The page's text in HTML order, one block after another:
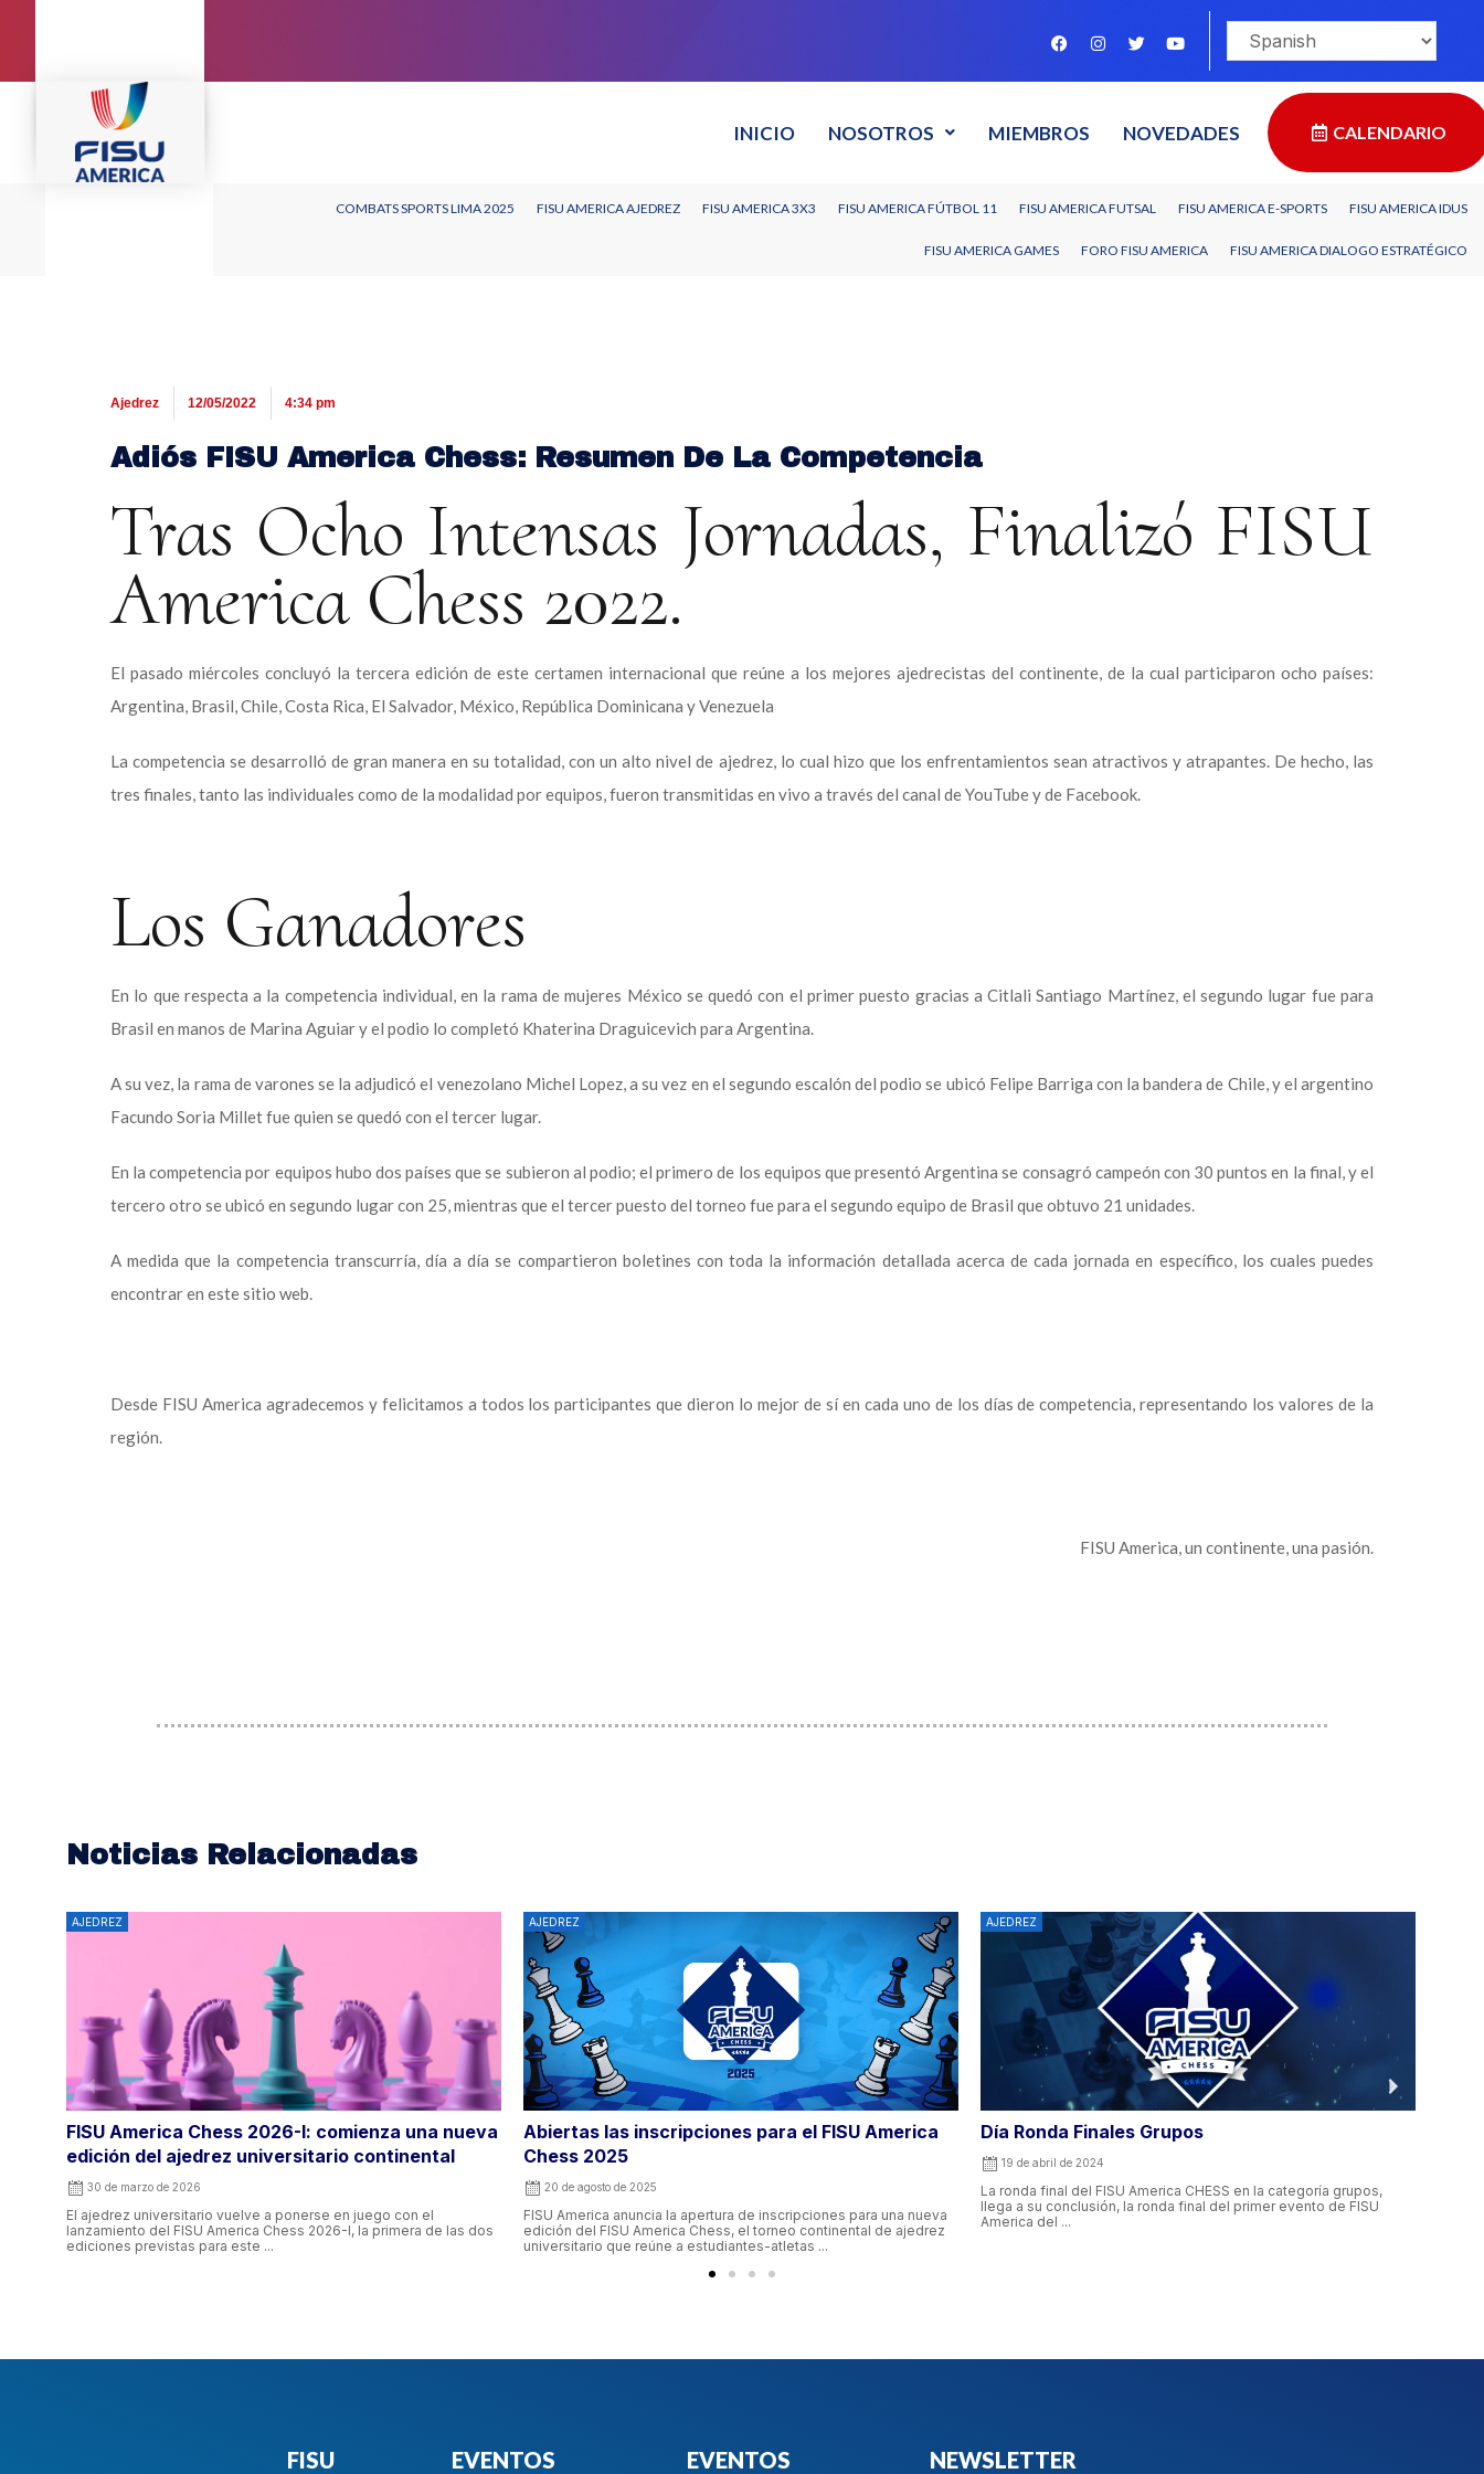
INICIO NOSOTROS MIEMBROS NOVEDADES CALENDARIO
COMBATS SPORTS LIMA 2025 FISU AMERICA AJEDREZ FISU AMERICA 3X3 FISU AMERICA FÚTBOL 11 FISU AMERICA FUTSAL FISU AMERICA E-SPORTS FISU AMERICA IDUS
FISU AMERICA GAMES FORO FISU AMERICA FISU AMERICA DIALOGO ESTRATÉGICO
Ajedrez 12/05/2022 4:34 pm
Adiós FISU America Chess: Resumen De La Competencia
Tras Ocho Intensas Jornadas, Finalizó FISU
America Chess 2022.
El pasado miércoles concluyó la tercera edición de este certamen internacional que reúne a los mejores ajedrecistas del continente, de la cual participaron ocho países:
Argentina, Brasil, Chile, Costa Rica, El Salvador, México, República Dominicana y Venezuela
La competencia se desarrolló de gran manera en su totalidad, con un alto nivel de ajedrez, lo cual hizo que los enfrentamientos sean atractivos y atrapantes. De hecho, las
tres finales, tanto las individuales como de la modalidad por equipos, fueron transmitidas en vivo a través del canal de YouTube y de Facebook.
Los Ganadores
En lo que respecta a la competencia individual, en la rama de mujeres México se quedó con el primer puesto gracias a Citlali Santiago Martínez, el segundo lugar fue para
Brasil en manos de Marina Aguiar y el podio lo completó Khaterina Draguicevich para Argentina.
A su vez, la rama de varones se la adjudicó el venezolano Michel Lopez, a su vez en el segundo escalón del podio se ubicó Felipe Barriga con la bandera de Chile, y el argentino
Facundo Soria Millet fue quien se quedó con el tercer lugar.
En la competencia por equipos hubo dos países que se subieron al podio; el primero de los equipos que presentó Argentina se consagró campeón con 30 puntos en la final, y el
tercero otro se ubicó en segundo lugar con 25, mientras que el tercer puesto del torneo fue para el segundo equipo de Brasil que obtuvo 21 unidades.
A medida que la competencia transcurría, día a día se compartieron boletines con toda la información detallada acerca de cada jornada en específico, los cuales puedes
encontrar en este sitio web.
Desde FISU America agradecemos y felicitamos a todos los participantes que dieron lo mejor de sí en cada uno de los días de competencia, representando los valores de la
región.
FISU America, un continente, una pasión.
Noticias Relacionadas
AJEDREZ
Abiertas las inscripciones para el FISU America
Chess 2025
20 de agosto de 2025
FISU America anuncia la apertura de inscripciones para una nueva
edición del FISU America Chess, el torneo continental de ajedrez
universitario que reúne a estudiantes-atletas ...
AJEDREZ
Día Ronda Finales Grupos
19 de abril de 2024
La ronda final del FISU America CHESS en la categoría grupos,
America del ...
AJEDREZ
Día Ronda Finales Individual
18 de abril de 2024
La ronda final del FISU America CHESS en la categoria individual,
esta en su conclusion, la ronda final del primer evento de FISU
America está ...
FISU EVENTOS EVENTOS NEWSLETTER